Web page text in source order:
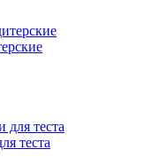
теста